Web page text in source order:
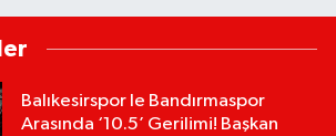
Balıkesirspor le Bandırmaspor
Arasında ‘10.5’ Gerilimi! Başkan